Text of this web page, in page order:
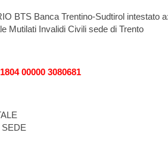
BTS Banca Trentino-Sudtirol intestato
Mutilati Invalidi Civili sede di Trento
00000 3080681